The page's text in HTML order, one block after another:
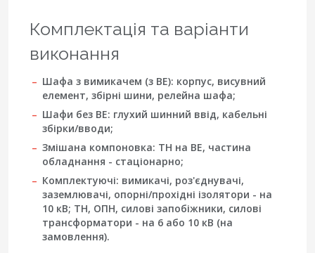
Комплектація та варіанти
виконання
Шафа з вимикачем (з ВЕ): корпус, висувний
елемент, збірні шини, релейна шафа;
Шафи без ВЕ: глухий шинний ввід, кабельні
збірки/вводи;
Змішана компоновка: ТН на ВЕ, частина
обладнання - стаціонарно;
Комплектуючі: вимикачі, роз'єднувачі,
заземлювачі, опорні/прохідні ізолятори - на
10 кВ; ТН, ОПН, силові запобіжники, силові
трансформатори - на 6 або 10 кВ (на
замовлення).